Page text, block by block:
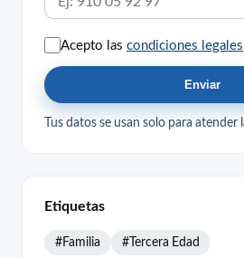
Acepto las condiciones legales
Enviar
Tus datos se usan solo para atender
Etiquetas
#Familia #Tercera Edad